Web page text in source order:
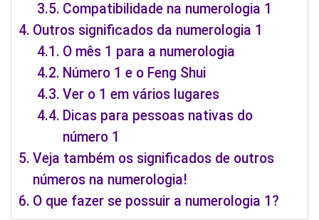
Compatibilidade na numerologia 1
Outros significados da numerologia 1
O mês 1 para a numerologia
Número 1 e o Feng Shui
Ver o 1 em vários lugares
Dicas para pessoas nativas do
número 1
Veja também os significados de outros
números na numerologia!
O que fazer se possuir a numerologia 1?